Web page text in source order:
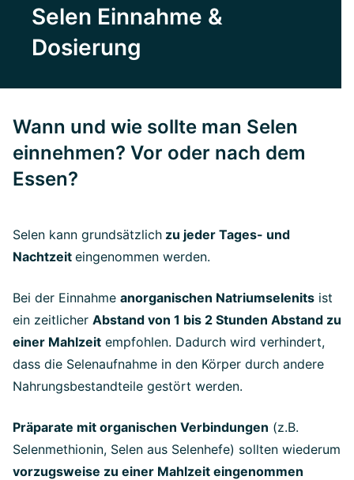
Selen Einnahme &
Dosierung
Wann und wie sollte man Selen
einnehmen? Vor oder nach dem
Essen?
Selen kann grundsätzlich zu jeder Tages- und
Nachtzeit eingenommen werden.
Bei der Einnahme anorganischen Natriumselenits ist
ein zeitlicher Abstand von 1 bis 2 Stunden Abstand zu
einer Mahlzeit empfohlen. Dadurch wird verhindert,
dass die Selenaufnahme in den Körper durch andere
Nahrungsbestandteile gestört werden.
Präparate mit organischen Verbindungen (z.B.
Selenmethionin, Selen aus Selenhefe) sollten wiederum
vorzugsweise zu einer Mahlzeit eingenommen